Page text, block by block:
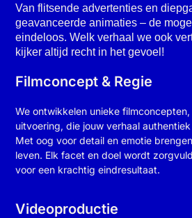
Van flitsende advertenties en
geavanceerde animaties – de
eindeloos. Welk verhaal we ook
kijker altijd recht in het gevoel!
Filmconcept & Regie
We ontwikkelen unieke
uitvoering, die jouw verhaal
Met oog voor detail en emotie
leven. Elk facet en doel wordt
voor een krachtig eindresultaat.
Videoproductie